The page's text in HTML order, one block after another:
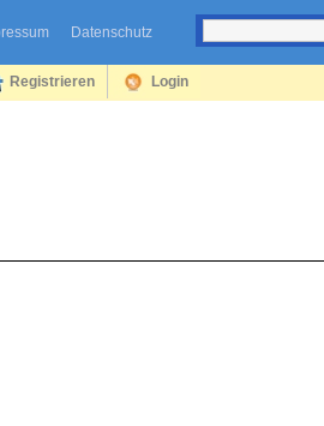
Datenschutz
Registrieren Login